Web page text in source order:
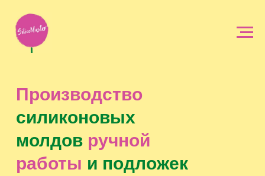
Производство
силиконовых
молдов ручной
работы и подложек